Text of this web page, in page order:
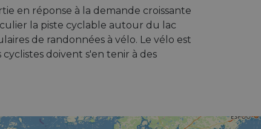
en réponse à la demande croissante
la piste cyclable autour du lac
de randonnées à vélo. Le vélo est
doivent s'en tenir à des